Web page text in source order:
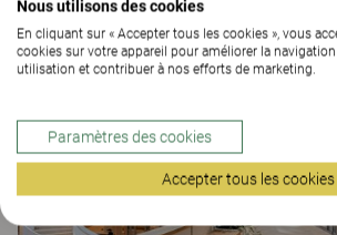
Nous utilisons des cookies
En cliquant sur « Accepter tous les cookies », vous
cookies sur votre appareil pour améliorer la
utilisation et contribuer à nos efforts de marketing.
Paramètres des cookies
Accepter tous les cookies